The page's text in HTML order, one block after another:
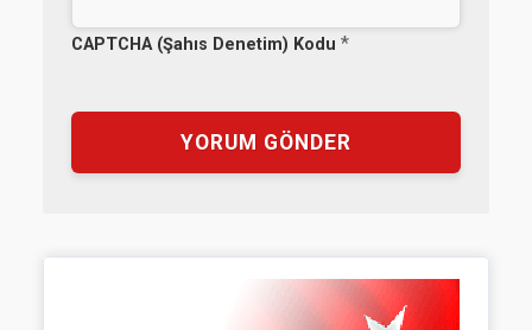
CAPTCHA (Şahıs Denetim) Kodu *